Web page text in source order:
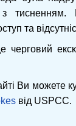
та
черговий
Ви можете
від USPCС.